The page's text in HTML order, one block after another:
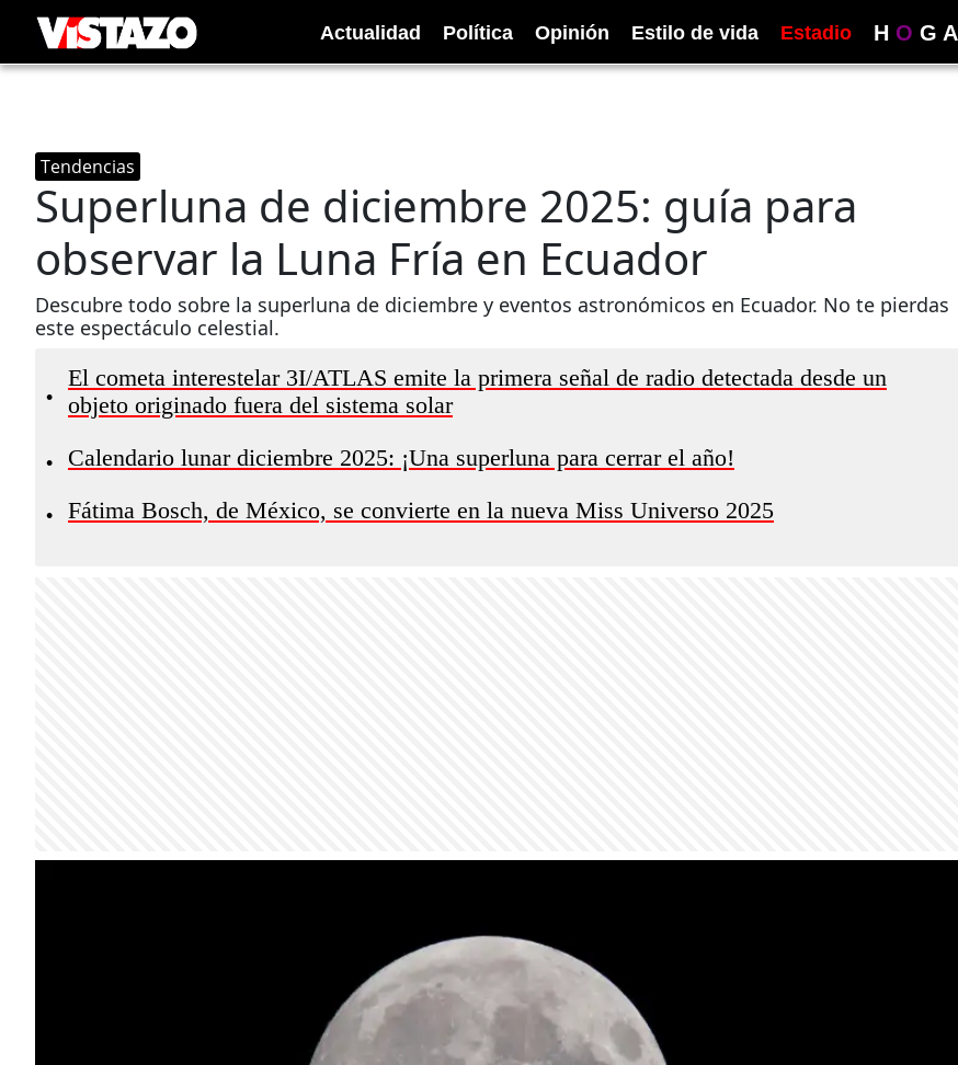
Actualidad Política Opinión Estilo de vida Estadio H O G A
Tendencias
Superluna de diciembre 2025: guía para
observar la Luna Fría en Ecuador
Descubre todo sobre la superluna de diciembre y eventos astronómicos en Ecuador. No te pierdas
este espectáculo celestial.
•
El cometa interestelar 3I/ATLAS emite la primera señal de radio detectada desde un
objeto originado fuera del sistema solar
• Calendario lunar diciembre 2025: ¡Una superluna para cerrar el año!
• Fátima Bosch, de México, se convierte en la nueva Miss Universo 2025